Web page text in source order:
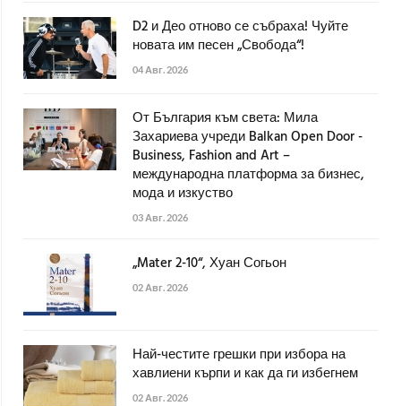
D2 и Део отново се събраха! Чуйте
новата им песен „Свобода“!
04 Авг. 2026
От България към света: Мила
Захариева учреди Balkan Open Door -
Business, Fashion and Art –
международна платформа за бизнес,
мода и изкуство
03 Авг. 2026
„Mater 2-10“, Хуан Согьон
02 Авг. 2026
Най-честите грешки при избора на
хавлиени кърпи и как да ги избегнем
02 Авг. 2026